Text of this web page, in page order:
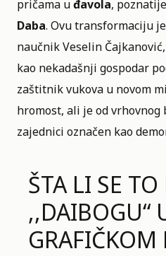
pričama uđavola,
Daba. Ovu transformaciju
naučnik Veselin
kao nekadašnji gospodar
zaštitnik vukova u novom
hromost, ali je od vrhovnog
zajednici označen kao
ŠTA LI SE TO
,,DAIBOGU“